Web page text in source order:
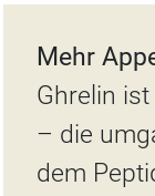
Mehr
Ghrelin
– die
dem